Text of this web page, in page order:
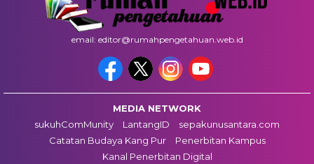
email: editor@rumahpengetahuan.web.id
MEDIA NETWORK
sukuhComMunity
LantangID
sepakunusantara.com
Catatan Budaya Kang Pur
Penerbitan Kampus
Kanal Penerbitan Digital